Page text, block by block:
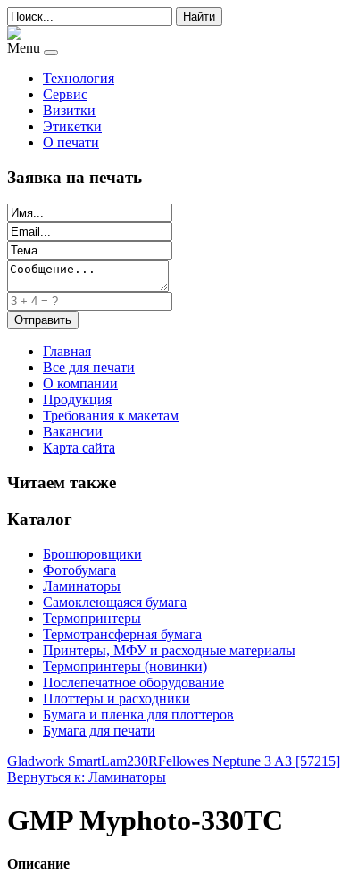
Найти
Menu
Технология
Сервис
Визитки
Этикетки
О печати
Заявка на печать
Главная
Все для печати
О компании
Продукция
Требования к макетам
Вакансии
Карта сайта
Читаем также
Каталог
Брошюровщики
Фотобумага
Ламинаторы
Самоклеющаяся бумага
Термопринтеры
Термотрансферная бумага
Принтеры, МФУ и расходные материалы
Термопринтеры (новинки)
Послепечатное оборудование
Плоттеры и расходники
Бумага и пленка для плоттеров
Бумага для печати
Gladwork SmartLam230RFellowes Neptune 3 A3 [57215]
Вернуться к: Ламинаторы
GMP Myphoto-330TC
Описание